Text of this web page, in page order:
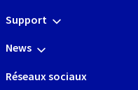
Support
News
Réseaux sociaux